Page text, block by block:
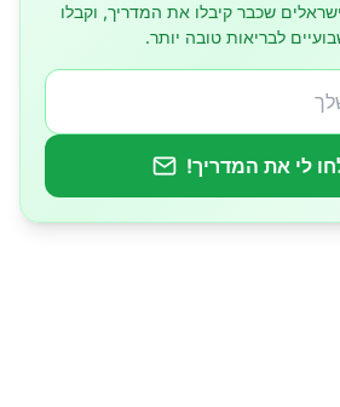
הצטרפו ל-46,000 ישראלים שכבר קיבלו את המדריך, וקבלו
לבריאות טובה יותר.
לי את המדריך!